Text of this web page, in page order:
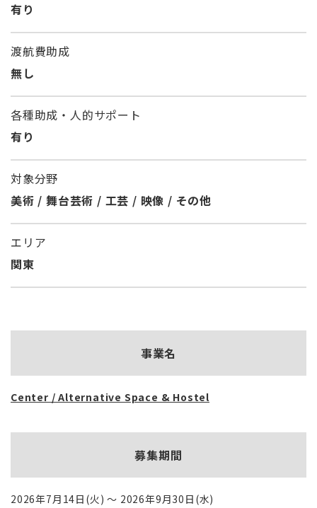
有り
渡航費助成
無し
各種助成・人的サポート
有り
対象分野
美術 / 舞台芸術 / 工芸 / 映像 / その他
エリア
関東
事業名
Center / Alternative Space & Hostel
募集期間
2026年7月14日(火) ～ 2026年9月30日(水)